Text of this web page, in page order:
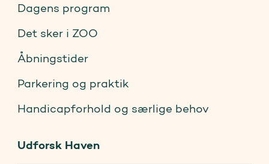
Dagens program
Det sker i ZOO
Åbningstider
Parkering og praktik
Handicapforhold og særlige behov
Udforsk Haven